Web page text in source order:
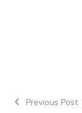
Previous Post